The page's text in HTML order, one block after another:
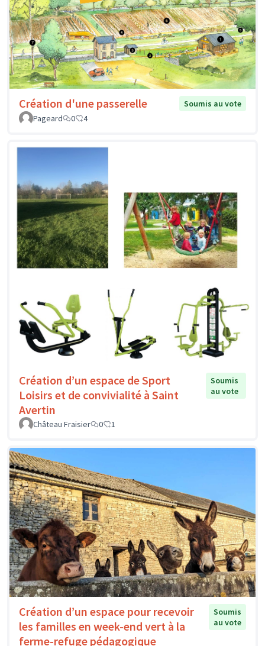
Création d'une passerelle
Soumis au vote
Pageard
0 4
Création d’un espace de Sport
Loisirs et de convivialité à Saint
Avertin
Soumis
au vote
Château Fraisier 0 1
Création d’un espace pour recevoir
les familles en week-end vert à la
ferme-refuge pédagogique
Soumis
au vote